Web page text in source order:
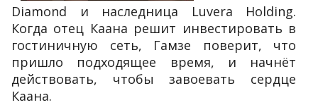
Diamond и наследница Luvera Holding.
Когда отец Каана решит инвестировать в
гостиничную сеть, Гамзе поверит, что
пришло подходящее время, и начнёт
действовать, чтобы завоевать сердце
Каана.